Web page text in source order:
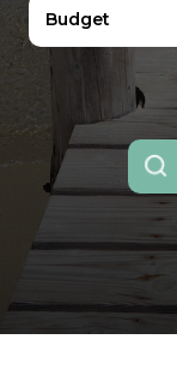
Contactez-
nous
Budget